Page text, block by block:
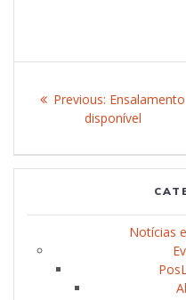
navigation
Previous: Previous
post:
Ensalamento
disponível
Notícias